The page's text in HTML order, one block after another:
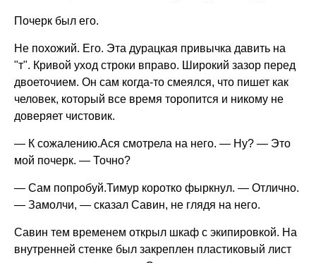
Почерк был его.
Не похожий. Его. Эта дурацкая привычка давить на
"т". Кривой уход строки вправо. Широкий зазор перед
двоеточием. Он сам когда-то смеялся, что пишет как
человек, который все время торопится и никому не
доверяет чистовик.
— К сожалению.Ася смотрела на него. — Ну? — Это
мой почерк. — Точно?
— Сам попробуй.Тимур коротко фыркнул. — Отлично.
— Замолчи, — сказал Савин, не глядя на него.
Савин тем временем открыл шкаф с экипировкой. На
внутренней стенке был закреплен пластиковый лист